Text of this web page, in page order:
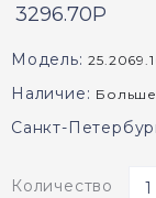
3296.70P
Модель:
Наличие: Больше
Санкт-
Количество